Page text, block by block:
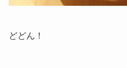
どどん！